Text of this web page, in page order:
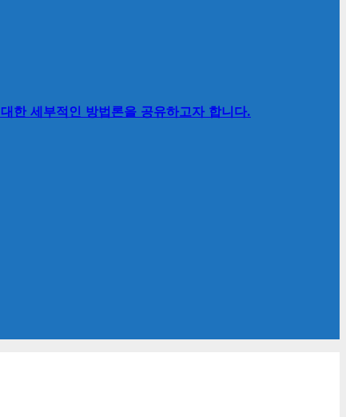
한 세부적인 방법론을 공유하고자 합니다.